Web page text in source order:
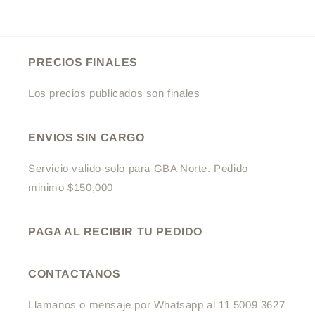
PRECIOS FINALES
Los precios publicados son finales
ENVIOS SIN CARGO
Servicio valido solo para GBA Norte. Pedido
minimo $150,000
PAGA AL RECIBIR TU PEDIDO
CONTACTANOS
Llamanos o mensaje por Whatsapp al 11 5009 3627